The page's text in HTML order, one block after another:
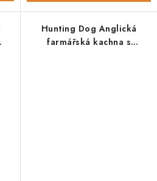
Hunting Dog Anglická
farmářská kachna s